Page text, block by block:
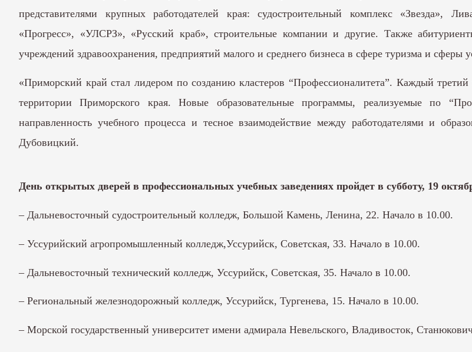
представителями крупных работодателей края: судостроительный комплекс «Звезда»,
«Прогресс», «УЛСРЗ», «Русский краб», строительные компании и другие. Также
учреждений здравоохранения, предприятий малого и среднего бизнеса в сфере туризма и сферы
«Приморский край стал лидером по созданию кластеров “Профессионалитета”. Каждый
территории Приморского края. Новые образовательные программы, реализуемые по
направленность учебного процесса и тесное взаимодействие между работодателями и
Дубовицкий.
День открытых дверей в профессиональных учебных заведениях пройдет в субботу, 19
– Дальневосточный судостроительный колледж, Большой Камень, Ленина, 22. Начало в 10.00.
– Уссурийский агропромышленный колледж,Уссурийск, Советская, 33. Начало в 10.00.
– Дальневосточный технический колледж, Уссурийск, Советская, 35. Начало в 10.00.
– Региональный железнодорожный колледж, Уссурийск, Тургенева, 15. Начало в 10.00.
– Морской государственный университет имени адмирала Невельского, Владивосток,